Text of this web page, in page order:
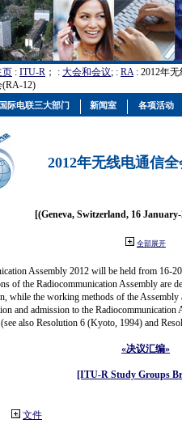
页 : ITU-R ； : 大会和会议; : RA: 2012年
(RA-12)
2012年无线电通信
[(Geneva, Switzerland, 16
全部展开
Assembly 2012 will be held from 16-
of the Radiocommunication Assembly are
while the working methods of the
and admission to the
(see also Resolution 6 (Kyoto, 1994) and
«决议汇编»
[ITU-R Study Groups
文件
国际电联三大部门 新闻室 各项活动